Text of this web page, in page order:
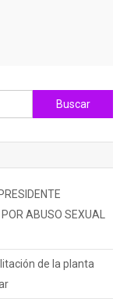
Buscar:
ABUSO SEXUAL
de la planta